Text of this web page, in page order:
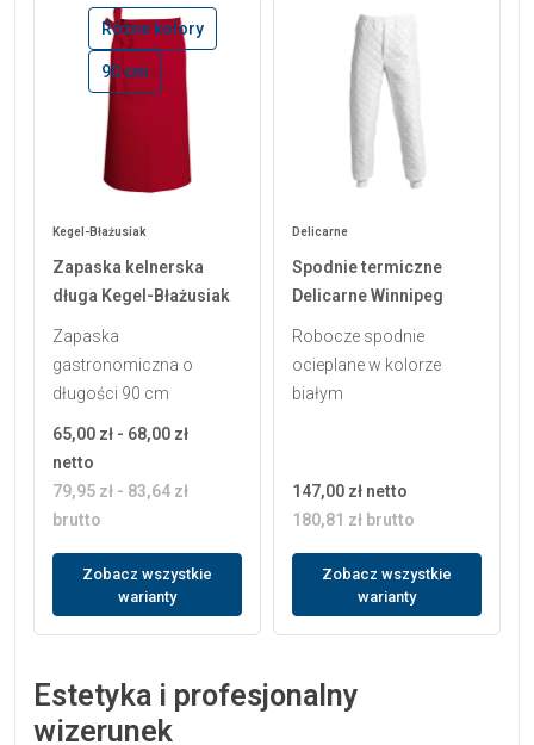
Różne kolory
90 cm
Kegel-Błażusiak
Zapaska kelnerska
długa Kegel-Błażusiak
Zapaska
gastronomiczna o
długości 90 cm
65,00 zł - 68,00 zł
netto
79,95 zł - 83,64 zł
brutto
Zobacz wszystkie
warianty
Delicarne
Spodnie termiczne
Delicarne Winnipeg
Robocze spodnie
ocieplane w kolorze
białym
147,00 zł netto
180,81 zł brutto
Zobacz wszystkie
warianty
Estetyka i profesjonalny
wizerunek